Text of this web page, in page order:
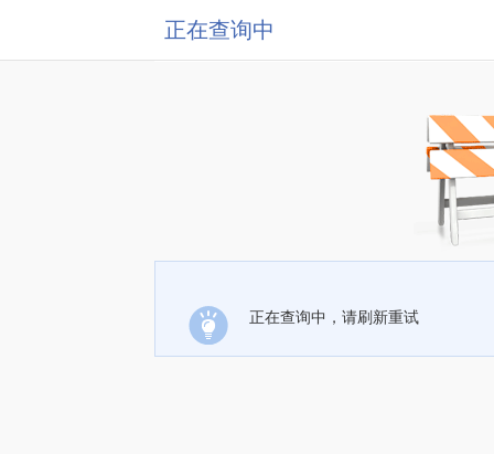
正在查询中
正在查询中，请刷新重试